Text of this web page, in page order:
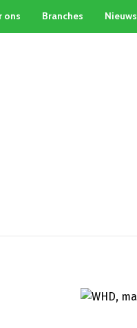
ons Branches Nieuws